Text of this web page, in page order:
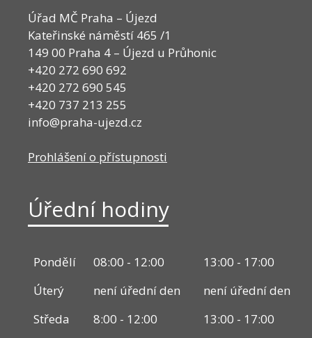
Úřad MČ Praha – Újezd
Kateřinské náměstí 465 /1
149 00 Praha 4 – Újezd u Průhonic
+420 272 690 692
+420 272 690 545
+420 737 213 255
info@praha-ujezd.cz
Prohlášení o přístupnosti
Úřední hodiny
Pondělí 08:00 - 12:00
13:00 - 17:00
Úterý
není úřední den
není úřední den
Středa
8:00 - 12:00
13:00 - 17:00